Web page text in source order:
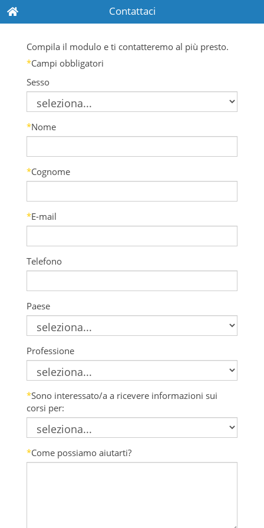
Contattaci
Compila il modulo e ti contatteremo al più presto.
*Campi obbligatori
Sesso
*Nome
*Cognome
*E-mail
Telefono
Paese
Professione
*Sono interessato/a a ricevere informazioni sui
corsi per:
*Come possiamo aiutarti?